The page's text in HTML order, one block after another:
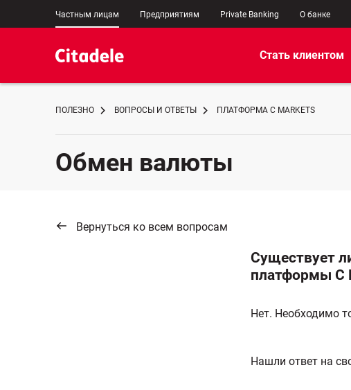
Частным лицам Предприятиям Private Banking О банке
Стать клиентом
ПОЛЕЗНО ВОПРОСЫ И ОТВЕТЫ ПЛАТФОРМА C MARKETS
Обмен валюты
Вернуться ко всем вопросам
Существует
платформы C
Нет. Необходимо
Нашли ответ на